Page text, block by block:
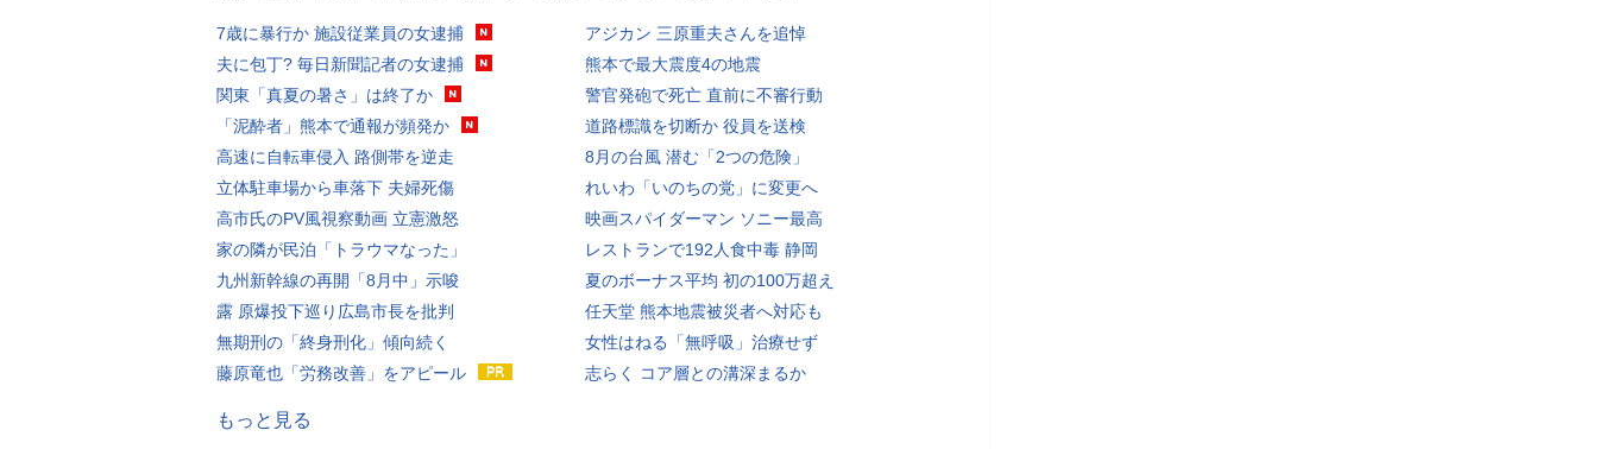
7歳に暴行か 施設従業員の女逮捕
夫に包丁? 毎日新聞記者の女逮捕
関東「真夏の暑さ」は終了か
「泥酔者」熊本で通報が頻発か
高速に自転車侵入 路側帯を逆走
立体駐車場から車落下 夫婦死傷
高市氏のPV風視察動画 立憲激怒
家の隣が民泊「トラウマなった」
九州新幹線の再開「8月中」示唆
露 原爆投下巡り広島市長を批判
無期刑の「終身刑化」傾向続く
藤原竜也「労務改善」をアピール
アジカン 三原重夫さんを追悼
熊本で最大震度4の地震
警官発砲で死亡 直前に不審行動
道路標識を切断か 役員を送検
8月の台風 潜む「2つの危険」
れいわ「いのちの党」に変更へ
映画スパイダーマン ソニー最高
レストランで192人食中毒 静岡
夏のボーナス平均 初の100万超え
任天堂 熊本地震被災者へ対応も
女性はねる「無呼吸」治療せず
志らく コア層との溝深まるか
もっと見る